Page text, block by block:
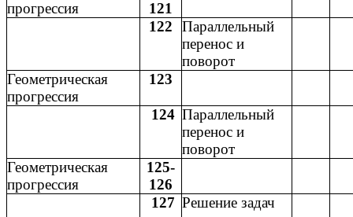
прогрессия
121
122
Параллельный
перенос и
поворот
Геометрическая
прогрессия
123
124 Параллельный
перенос и
поворот
Геометрическая
прогрессия
125-
126
127 Решение задач